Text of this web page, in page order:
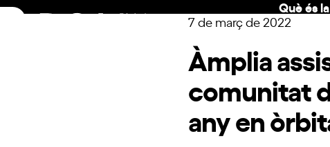
Skip
Què és
7 de març de 2022
Àmplia
comunitat
any en